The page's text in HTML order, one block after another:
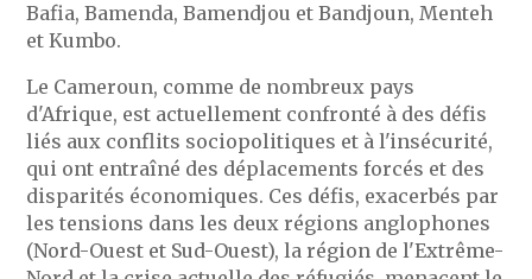
Bafia, Bamenda, Bamendjou et Bandjoun, Menteh
et Kumbo.
Le Cameroun, comme de nombreux pays
d'Afrique, est actuellement confronté à des défis
liés aux conflits sociopolitiques et à l'insécurité,
qui ont entraîné des déplacements forcés et des
disparités économiques. Ces défis, exacerbés par
les tensions dans les deux régions anglophones
(Nord-Ouest et Sud-Ouest), la région de l'Extrême-